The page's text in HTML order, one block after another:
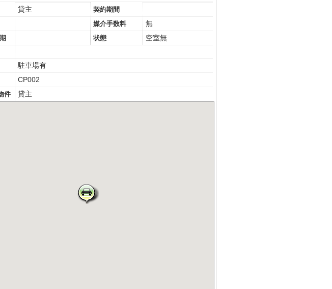
貸主
契約期間
媒介手数料 無
状態 空室無
駐車場有
CP002
件 貸主